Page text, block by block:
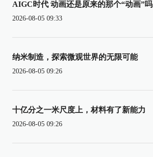
AIGC时代 动画还是原来的那个“动画”吗
2026-08-05 09:33
纳米制造，探索微观世界的无限可能
2026-08-05 09:26
十亿分之一米尺度上，材料有了新能力
2026-08-05 09:26